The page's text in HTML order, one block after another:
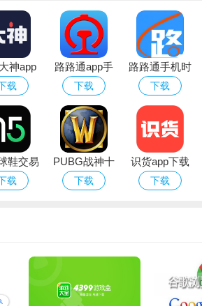
工作群给的会议号和设置自己的昵称，
速加入工作会议
神app
下载官
新版
载
路路通app手
机版
下载
路路通手机时
刻表app官方
安卓版
下载
鞋交易
台下载
载
PUBG战神十
字架下载安卓
下载
识货app下载
官方正版最新
下载